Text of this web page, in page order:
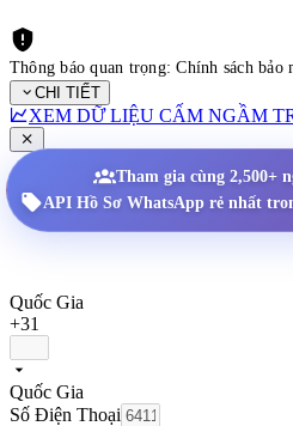
Thông báo quan trọng: Chính sách bảo
CHI TIẾT
XEM DỮ LIỆU CẤM NGẦM
Tham gia cùng 2,500+
API Hồ Sơ WhatsApp rẻ nhất
Quốc Gia
+31
Quốc Gia
Số Điện Thoại